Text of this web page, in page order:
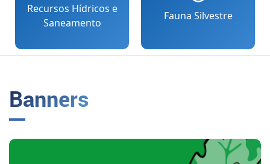
Recursos Hídricos e
Saneamento
Fauna Silvestre
Banners